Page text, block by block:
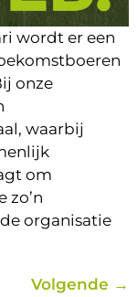
wordt er een
onze
waarbij
om
zo’n
organisatie
Volgende →